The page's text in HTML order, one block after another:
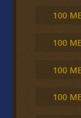
100
100
100
100